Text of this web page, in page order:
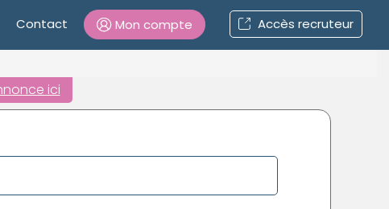
Contact Mon compte Accès recruteur
Mot de passe oublié ?
ici